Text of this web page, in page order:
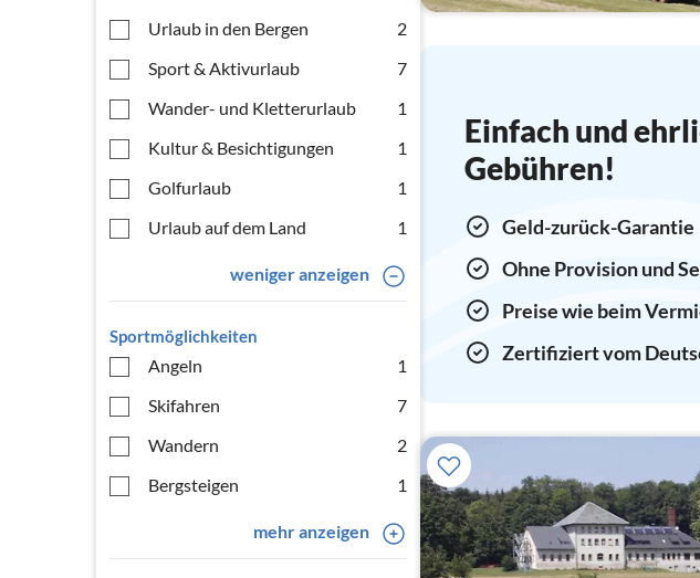
Urlaub in den Bergen
2
Sport & Aktivurlaub
7
Wander- und Kletterurlaub
1
Kultur & Besichtigungen
1
Golfurlaub
1
Urlaub auf dem Land
1
weniger anzeigen
Sportmöglichkeiten
Angeln
1
Skifahren
7
Wandern
2
Bergsteigen
1
mehr anzeigen
Einfach und
Gebühren!
Geld-zurück-Garantie
Ohne Provision und
Preise wie beim
Zertifiziert vom